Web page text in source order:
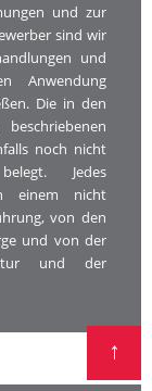
und zur
sind wir
und
Anwendung
Die in den
noch nicht
Jedes
einem nicht
von den
und von der
und der
↑